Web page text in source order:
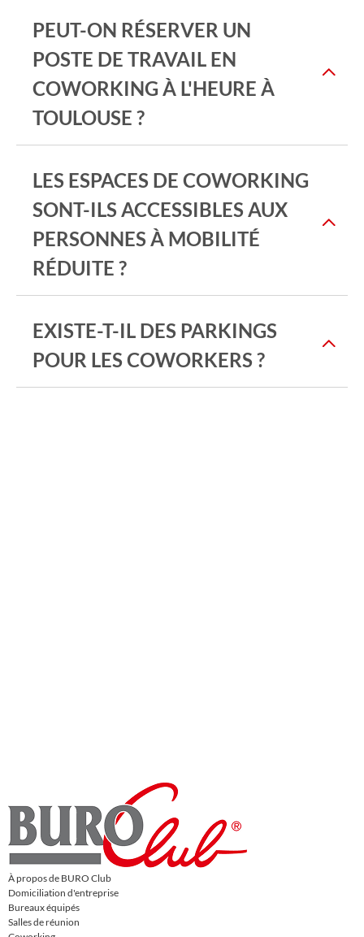
PEUT-ON RÉSERVER UN
POSTE DE TRAVAIL EN
COWORKING À L'HEURE À
TOULOUSE ?
LES ESPACES DE COWORKING
SONT-ILS ACCESSIBLES AUX
PERSONNES À MOBILITÉ
RÉDUITE ?
EXISTE-T-IL DES PARKINGS
POUR LES COWORKERS ?
À propos de BURO Club
Domiciliation d'entreprise
Bureaux équipés
Salles de réunion